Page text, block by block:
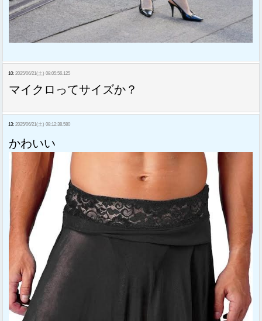
10: 2025/06/21(土) 08:05:56.125
マイクロってサイズか？
13: 2025/06/21(土) 08:12:38.580
かわいい